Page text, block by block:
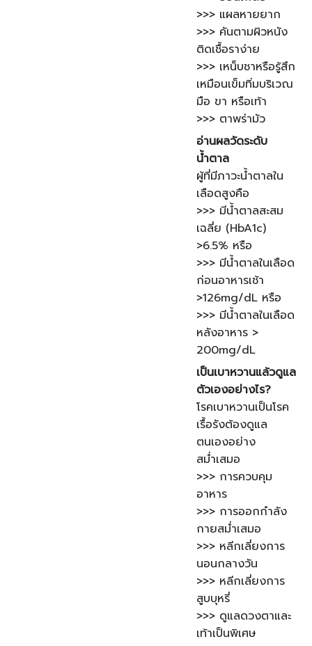
>>> แผลหายยาก
>>> คันตามผิวหนัง
ติดเชื้อราง่าย
>>> เหน็บชาหรือรู้สึก
เหมือนเข็มทิ่มบริเวณ
มือ ขา หรือเท้า
>>> ตาพร่ามัว
อ่านผลวัดระดับ
น้ำตาล
ผู้ที่มีภาวะน้ำตาลใน
เลือดสูงคือ
>>> มีน้ำตาลสะสม
เฉลี่ย (HbA1c)
>6.5% หรือ
>>> มีน้ำตาลในเลือด
ก่อนอาหารเช้า
>126mg/dL หรือ
>>> มีน้ำตาลในเลือด
หลังอาหาร >
200mg/dL
เป็นเบาหวานแล้วดูแล
ตัวเองอย่างไร?
โรคเบาหวานเป็นโรค
เรื้อรังต้องดูแล
ตนเองอย่าง
สม่ำเสมอ
>>> การควบคุม
อาหาร
>>> การออกกำลัง
กายสม่ำเสมอ
>>> หลีกเลี่ยงการ
นอนกลางวัน
>>> หลีกเลี่ยงการ
สูบบุหรี่
>>> ดูแลดวงตาและ
เท้าเป็นพิเศษ